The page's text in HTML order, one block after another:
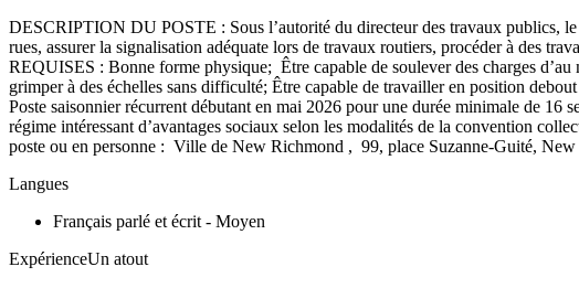
DESCRIPTION DU POSTE : Sous l’autorité du directeur des travaux publics,
rues, assurer la signalisation adéquate lors de travaux routiers, procéder à des
REQUISES : Bonne forme physique; Être capable de soulever des charges
grimper à des échelles sans difficulté; Être capable de travailler en position
Poste saisonnier récurrent débutant en mai 2026 pour une durée minimale de 16
régime intéressant d’avantages sociaux selon les modalités de la convention
poste ou en personne : Ville de New Richmond , 99, place Suzanne-Guité,
Langues
Français parlé et écrit - Moyen
ExpérienceUn atout